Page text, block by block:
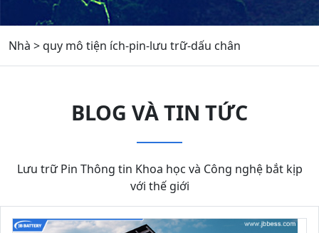
Nhà >quy mô tiện ích-pin-lưu trữ-dấu chân
BLOG VÀ TIN TỨC
Lưu trữ Pin Thông tin Khoa học và Công nghệ bắt kịp
với thế giới